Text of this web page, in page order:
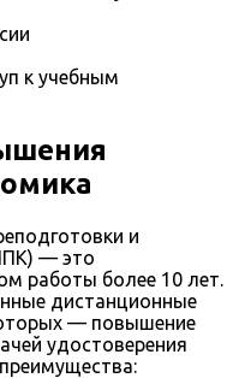
к учебным
и
— это
работы более 10 лет.
дистанционные
— повышение
удостоверения